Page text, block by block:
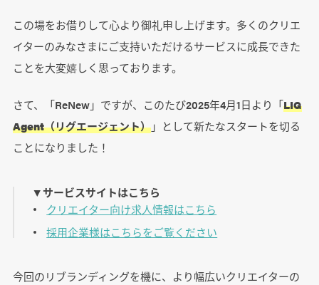
この場をお借りして心より御礼申し上げます。多くのクリエ
イターのみなさまにご支持いただけるサービスに成長できた
ことを大変嬉しく思っております。
さて、「ReNew」ですが、このたび2025年4月1日より「LIG
Agent（リグエージェント）」として新たなスタートを切る
ことになりました！
▼ サービスサイトはこちら
クリエイター向け求人情報はこちら
採用企業様はこちらをご覧ください
今回のリブランディングを機に、より幅広いクリエイターの